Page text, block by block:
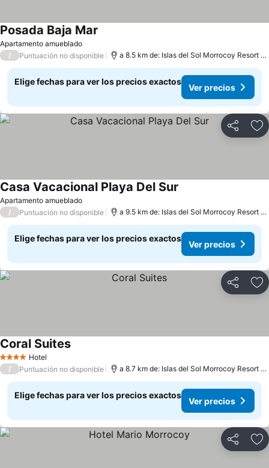
Apartamento amueblado
Posada Baja Mar
/ Puntuación no disponible a 8.5 km de: Islas del Sol Morrocoy Resort Chichiriviche
Elige fechas para ver los precios exactos
Ver precios
Compartir
Apartamento amueblado
Casa Vacacional Playa Del Sur
/ Puntuación no disponible a 9.5 km de: Islas del Sol Morrocoy Resort Chichiriviche
Elige fechas para ver los precios exactos
Ver precios
Compartir
4 EstrellasHotel
Coral Suites
/ Puntuación no disponible a 8.7 km de: Islas del Sol Morrocoy Resort Chichiriviche
Elige fechas para ver los precios exactos
Ver precios
Compartir